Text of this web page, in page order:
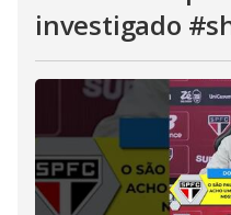
investigado